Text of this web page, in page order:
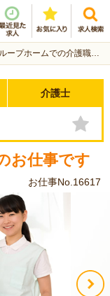
ープホームでの介護職のお仕事です
介護士
お仕事です
お仕事No.16617